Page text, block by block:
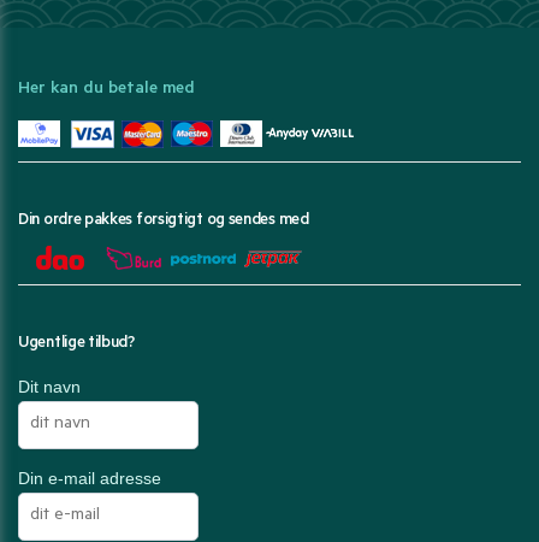
Her kan du betale med
Din ordre pakkes forsigtigt og sendes med
Ugentlige tilbud?
Dit navn
Din e-mail adresse